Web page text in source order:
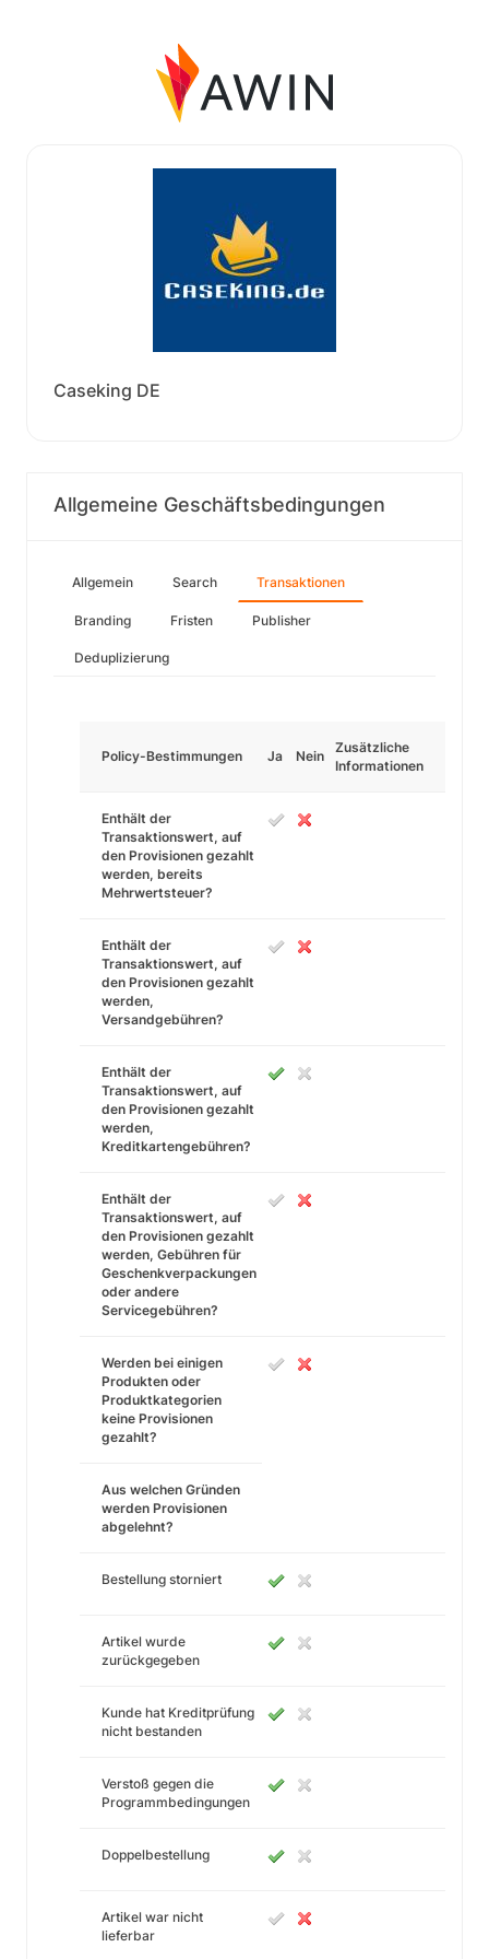
Caseking DE
Allgemeine Geschäftsbedingungen
Allgemein Search Transaktionen
Branding Fristen Publisher
Deduplizierung
Policy-Bestimmungen Ja Nein
Zusätzliche
Informationen
Enthält der
Transaktionswert, auf
den Provisionen gezahlt
werden, bereits
Mehrwertsteuer?
Enthält der
Transaktionswert, auf
den Provisionen gezahlt
werden,
Versandgebühren?
Enthält der
Transaktionswert, auf
den Provisionen gezahlt
werden,
Kreditkartengebühren?
Enthält der
Transaktionswert, auf
den Provisionen gezahlt
werden, Gebühren für
Geschenkverpackungen
oder andere
Servicegebühren?
Werden bei einigen
Produkten oder
Produktkategorien
keine Provisionen
gezahlt?
Aus welchen Gründen
werden Provisionen
abgelehnt?
Bestellung storniert
Artikel wurde
zurückgegeben
Kunde hat Kreditprüfung
nicht bestanden
Verstoß gegen die
Programmbedingungen
Doppelbestellung
Artikel war nicht
lieferbar